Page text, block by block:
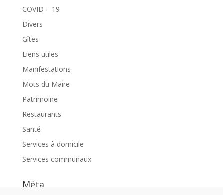
COVID – 19
Divers
Gîtes
Liens utiles
Manifestations
Mots du Maire
Patrimoine
Restaurants
Santé
Services à domicile
Services communaux
Méta